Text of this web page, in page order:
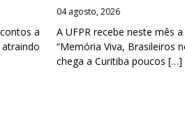
a
04 agosto, 2026
A UFPR recebe neste mês
“Memória Viva, Brasileiros
chega a Curitiba poucos […]